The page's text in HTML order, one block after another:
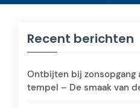
Recent berichten
Ontbijten bij zonsopgang
tempel – De smaak van